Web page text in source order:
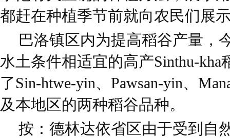
都赶在种植季节前就向农民们展
巴洛镇区内为提高稻谷产量，
水土条件相适宜的高产Sinthu-
了Sin-htwe-yin、Pawsan-yin、
及本地区的两种稻谷品种。
按：德林达依省区由于受到自